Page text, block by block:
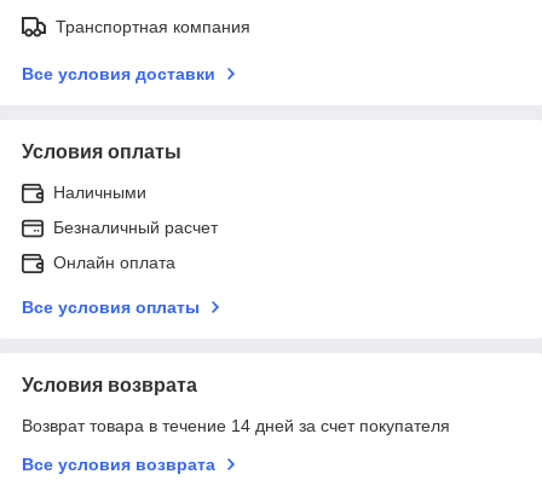
Транспортная компания
Все условия доставки
Условия оплаты
Наличными
Безналичный расчет
Онлайн оплата
Все условия оплаты
Условия возврата
Возврат товара в течение 14 дней за счет покупателя
Все условия возврата